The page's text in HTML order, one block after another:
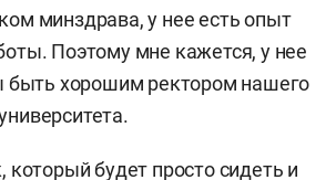
минздрава, у нее есть опыт
Поэтому мне кажется, у нее
быть хорошим ректором нашего
который будет просто сидеть и